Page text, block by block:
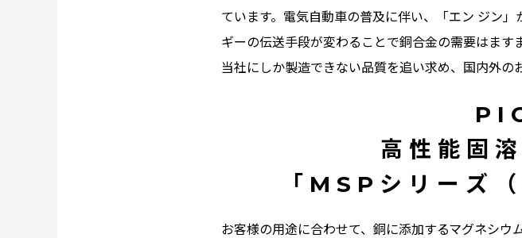
ています。電気自動車の普及に伴い、「エン ジン
ギーの伝送手段が変わることで銅合金の需要はます
当社にしか製造できない品質を追い求め、国内外の
P I
高 性 能 固
「 M S P シ リ ー ズ
お客様の用途に合わせて、銅に添加するマグネシ